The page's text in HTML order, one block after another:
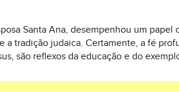
Santa Ana, desempenhou um
a tradição judaica. Certamente, a fé
são reflexos da educação e do